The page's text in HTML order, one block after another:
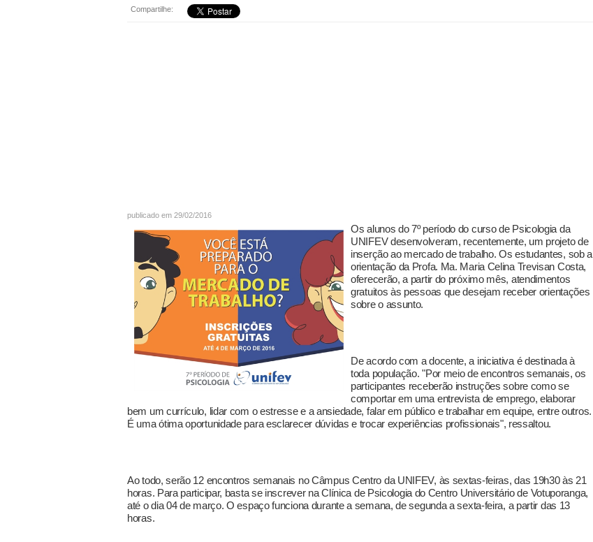
Compartilhe:
publicado em 29/02/2016
Os alunos do 7º período do curso de Psicologia da
UNIFEV desenvolveram, recentemente, um projeto de
inserção ao mercado de trabalho. Os estudantes, sob a
orientação da Profa. Ma. Maria Celina Trevisan Costa,
oferecerão, a partir do próximo mês, atendimentos
gratuitos às pessoas que desejam receber orientações
sobre o assunto.
De acordo com a docente, a iniciativa é destinada à
toda população. "Por meio de encontros semanais, os
participantes receberão instruções sobre como se
comportar em uma entrevista de emprego, elaborar
bem um currículo, lidar com o estresse e a ansiedade, falar em público e trabalhar em equipe, entre outros.
É uma ótima oportunidade para esclarecer dúvidas e trocar experiências profissionais", ressaltou.
Ao todo, serão 12 encontros semanais no Câmpus Centro da UNIFEV, às sextas-feiras, das 19h30 às 21
horas. Para participar, basta se inscrever na Clínica de Psicologia do Centro Universitário de Votuporanga,
até o dia 04 de março. O espaço funciona durante a semana, de segunda a sexta-feira, a partir das 13
horas.